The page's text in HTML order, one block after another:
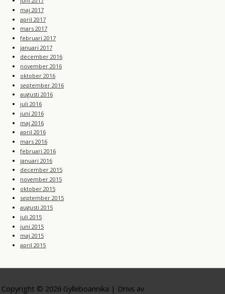
maj 2017
april 2017
mars 2017
februari 2017
januari 2017
december 2016
november 2016
oktober 2016
september 2016
augusti 2016
juli 2016
juni 2016
maj 2016
april 2016
mars 2016
februari 2016
januari 2016
december 2015
november 2015
oktober 2015
september 2015
augusti 2015
juli 2015
juni 2015
maj 2015
april 2015
Copyright © 2026 Gylleboannika | Drivs av